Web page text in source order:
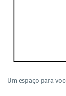
Um espaço para